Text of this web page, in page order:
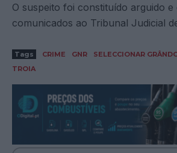
O suspeito foi constituído arguido
comunicados ao Tribunal Judicial
Tags CRIME GNR
SELECCIONAR
TROIA